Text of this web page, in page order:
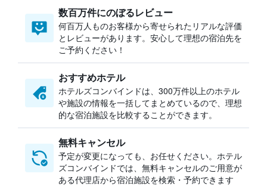
数百万件にのぼるレビュー
何百万人ものお客様から寄せられたリアルな評価
とレビューがあります。安心して理想の宿泊先を
ご予約ください！
おすすめホテル
ホテルズコンバインドは、300万件以上のホテル
や施設の情報を一括してまとめているので、理想
的な宿泊施設を比較することができます。
無料キャンセル
予定が変更になっても、お任せください。ホテル
ズコンバインドでは、無料キャンセルのご用意が
ある代理店から宿泊施設を検索・予約できます